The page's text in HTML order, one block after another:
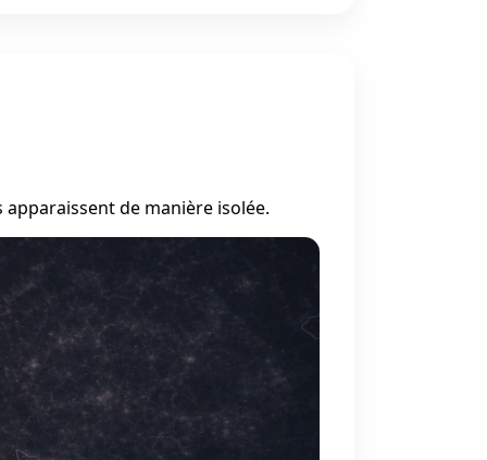
apparaissent de manière isolée.